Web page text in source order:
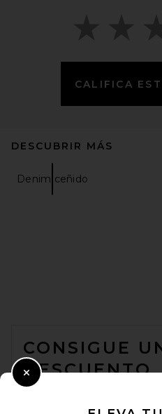
CALIFICA
DESCUBRIR MÁS
Denim ceñido
CONSIGUE
DESCUENTO
electrónico. Puede retirarse en
Close Modal